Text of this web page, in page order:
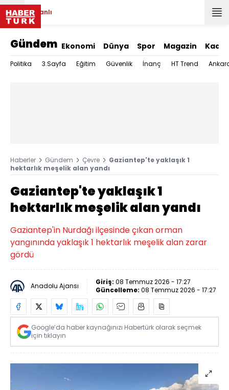
Canlı
Gündem Ekonomi Dünya Spor Magazin Kadın
Politika 3.Sayfa Eğitim Güvenlik İnanç HT Trend
Haberler Gündem Çevre
Gaziantep'te yaklaşık 1
hektarlık meşelik alan yandı
Gaziantep'te yaklaşık 1
hektarlık meşelik alan yandı
Gaziantep'in Nurdağı ilçesinde çıkan orman
yangınında yaklaşık 1 hektarlık meşelik alan zarar
gördü
Anadolu Ajansı Giriş: 08 Temmuz 2026 - 17:27
Güncelleme: 08 Temmuz 2026 - 17:27
Google’da haber kaynağınızı Habertürk olarak seçmek
için tıklayın